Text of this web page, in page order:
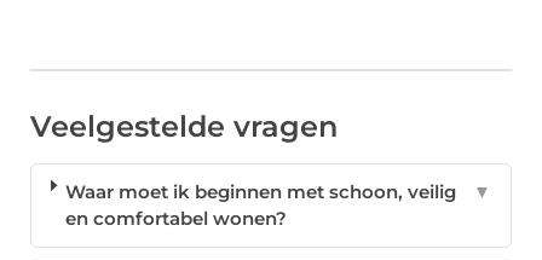
Veelgestelde vragen
Waar moet ik beginnen met schoon, veilig
en comfortabel wonen?
▼